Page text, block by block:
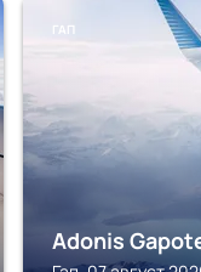
ГАП
Adonis